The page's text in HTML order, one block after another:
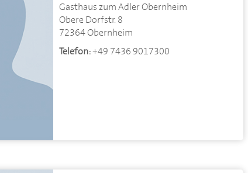
Gasthaus zum Adler Obernheim
Obere Dorfstr. 8
72364 Obernheim
Telefon:+49 7436 9017300